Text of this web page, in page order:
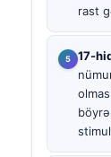
rast
17-